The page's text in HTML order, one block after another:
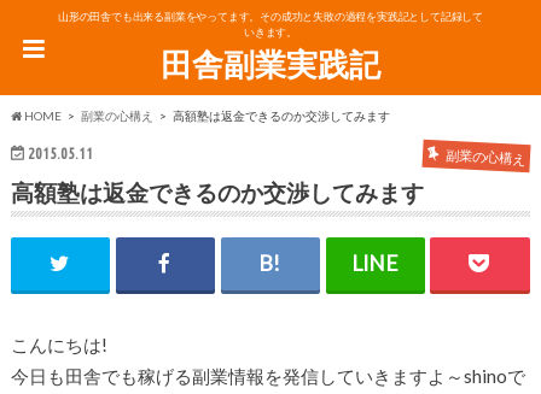
山形の田舎でも出来る副業をやってます。その成功と失敗の過程を実践記として記録して
いきます。
田舎副業実践記
HOME 副業の心構え 高額塾は返金できるのか交渉してみます
2015.05.11 副業の心構え
高額塾は返金できるのか交渉してみます
こんにちは!
今日も田舎でも稼げる副業情報を発信していきますよ～shinoで